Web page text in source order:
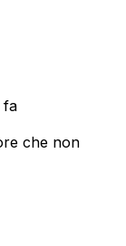
fa
che non